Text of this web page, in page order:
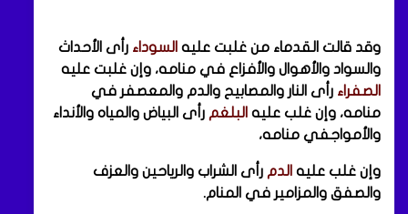
وقد قالت القدماء من غلبت عليه السوداء رأى الأحداث
والسواد والأهوال والأفزاع في منامه، وإن غلبت عليه
الصفراء رأى النار والمصابيح والدم والمعصفر في
منامه، وإن غلب عليه البلغم رأى البياض والمياه والأنداء
والأمواجفي منامه،
وإن غلب عليه الدم رأى الشراب والرياحين والعزف
والصفق والمزامير في المنام.